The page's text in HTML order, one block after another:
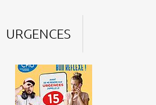
URGENCES